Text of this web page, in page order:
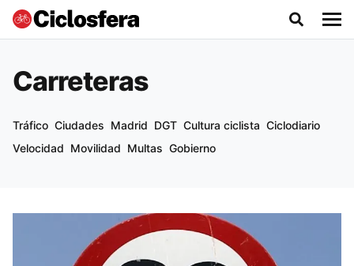
Carreteras
Tráfico Ciudades Madrid DGT Cultura ciclista Ciclodiario
Velocidad Movilidad Multas Gobierno